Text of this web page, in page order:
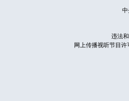
违法
网上传播视听节目许